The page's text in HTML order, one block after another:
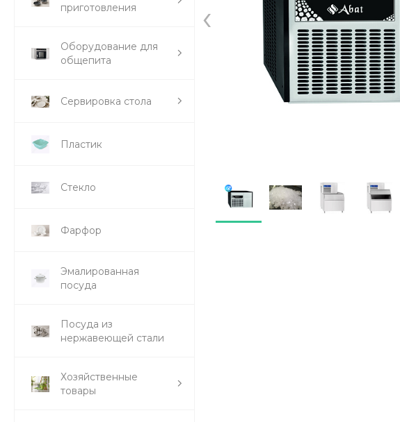
приготовления
Оборудование для
общепита
Сервировка стола
Пластик
Стекло
Фарфор
Эмалированная
посуда
Посуда из
нержавеющей стали
Хозяйственные
товары
‹